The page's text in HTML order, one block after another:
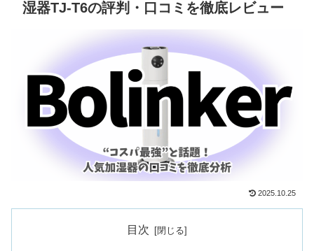
湿器TJ-T6の評判・口コミを徹底レビュー
2025.10.25
目次